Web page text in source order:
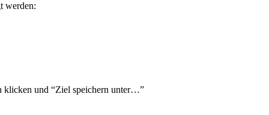
werden:
klicken und “Ziel speichern unter…”